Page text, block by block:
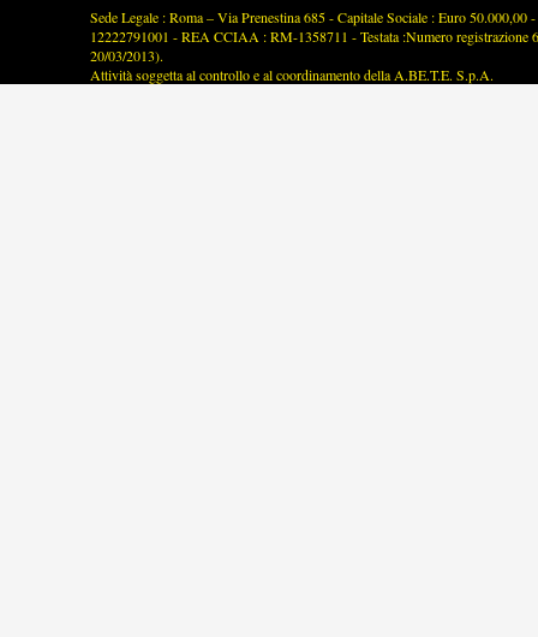
Sede Legale : Roma – Via Prenestina 685 - Capitale Sociale : Euro
12222791001 - REA CCIAA : RM-1358711 - Testata :Numero registrazione
20/03/2013).
Attività soggetta al controllo e al coordinamento della A.BE.T.E. S.p.A.